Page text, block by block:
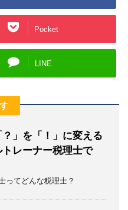
Pocket
LINE
」を「！」に変える
レーナー税理士で
ってどんな税理士？